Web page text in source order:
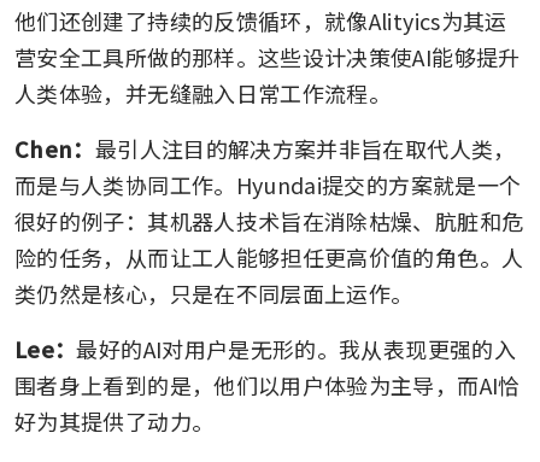
他们还创建了持续的反馈循环，就像Alityics为其运
营安全工具所做的那样。这些设计决策使AI能够提升
人类体验，并无缝融入日常工作流程。
Chen： 最引人注目的解决方案并非旨在取代人类，
而是与人类协同工作。Hyundai提交的方案就是一个
很好的例子：其机器人技术旨在消除枯燥、肮脏和危
险的任务，从而让工人能够担任更高价值的角色。人
类仍然是核心，只是在不同层面上运作。
Lee：最好的AI对用户是无形的。我从表现更强的入
围者身上看到的是，他们以用户体验为主导，而AI恰
好为其提供了动力。